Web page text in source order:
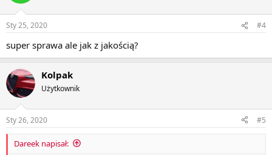
Sty 25, 2020 #4
super sprawa ale jak z jakością?
Kolpak
Użytkownik
Sty 26, 2020 #5
Dareek napisał: